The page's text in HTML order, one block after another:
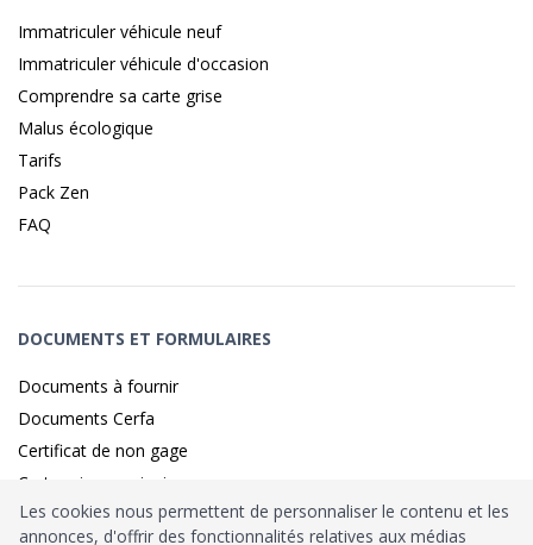
Immatriculer véhicule neuf
Immatriculer véhicule d'occasion
Comprendre sa carte grise
Malus écologique
Tarifs
Pack Zen
FAQ
DOCUMENTS ET FORMULAIRES
Documents à fournir
Documents Cerfa
Certificat de non gage
Carte grise provisoire
Les cookies nous permettent de personnaliser le contenu et les
annonces, d'offrir des fonctionnalités relatives aux médias